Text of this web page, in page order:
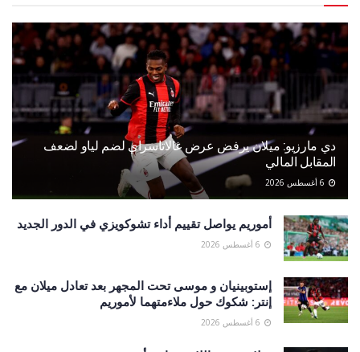
دي مارزيو: ميلان يرفض عرض غالاتاسراي لضم لياو لضعف
المقابل المالي
أموريم يواصل تقييم أداء تشوكويزي في الدور الجديد
إستوبينيان و موسى تحت المجهر بعد تعادل ميلان مع
إنتر: شكوك حول ملاءمتهما لأموريم